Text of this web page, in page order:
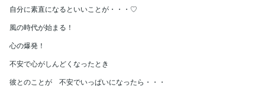
自分に素直になるといいことが・・・♡
風の時代が始まる！
心の爆発！
不安で心がしんどくなったとき
彼とのことが 不安でいっぱいになったら・・・